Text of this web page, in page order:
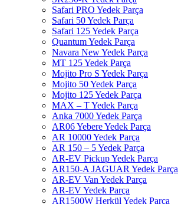
Safari PRO Yedek Parça
Safari 50 Yedek Parça
Safari 125 Yedek Parça
Quantum Yedek Parça
Navara New Yedek Parça
MT 125 Yedek Parça
Mojito Pro S Yedek Parça
Mojito 50 Yedek Parça
Mojito 125 Yedek Parça
MAX – T Yedek Parça
Anka 7000 Yedek Parça
AR06 Yebere Yedek Parça
AR 10000 Yedek Parça
AR 150 – 5 Yedek Parça
AR-EV Pickup Yedek Parça
AR150-A JAGUAR Yedek Parça
AR-EV Van Yedek Parça
AR-EV Yedek Parça
AR1500W Herkül Yedek Parça